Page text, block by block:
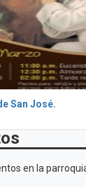
San José.
en la